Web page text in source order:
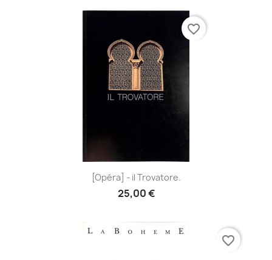
[Opéra] - il Trovatore.
25,00 €
favorite_border
favorite_border